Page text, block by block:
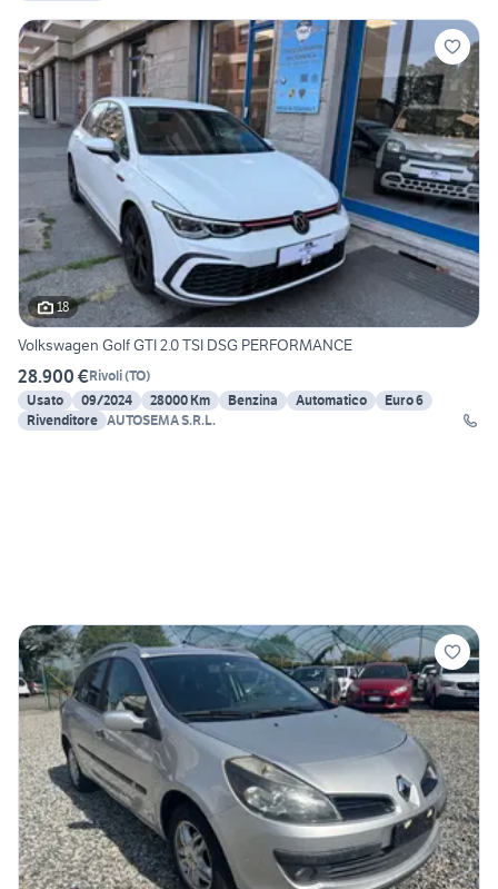
18
Volkswagen Golf GTI 2.0 TSI DSG PERFORMANCE
28.900 €Rivoli(TO)
Usato
09/2024 28000 Km Benzina Automatico
Euro 6
Rivenditore AUTOSEMA S.R.L.